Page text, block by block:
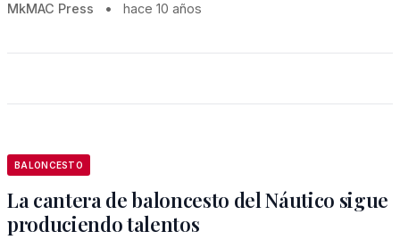
MkMAC Press • hace 10 años
BALONCESTO
La cantera de baloncesto del Náutico sigue
produciendo talentos